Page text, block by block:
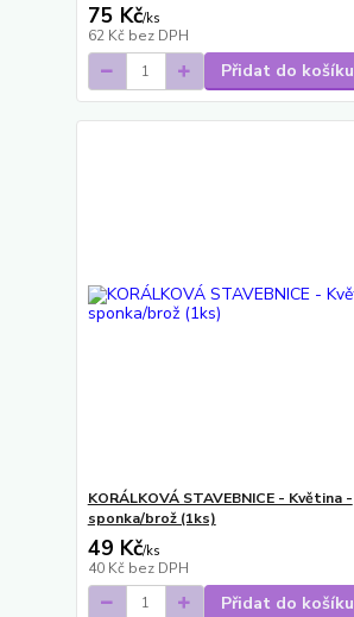
75 Kč/ks
62 Kč bez DPH
Přidat do košíku
KORÁLKOVÁ STAVEBNICE - Květina -
sponka/brož (1ks)
49 Kč/ks
40 Kč bez DPH
Přidat do košíku